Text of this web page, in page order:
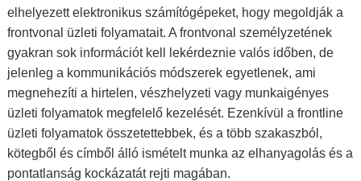
elhelyezett elektronikus számítógépeket, hogy megoldják a
frontvonal üzleti folyamatait. A frontvonal személyzetének
gyakran sok információt kell lekérdeznie valós időben, de
jelenleg a kommunikációs módszerek egyetlenek, ami
megnehezíti a hirtelen, vészhelyzeti vagy munkaigényes
üzleti folyamatok megfelelő kezelését. Ezenkívül a frontline
üzleti folyamatok összetettebbek, és a több szakaszból,
kötegből és címből álló ismételt munka az elhanyagolás és a
pontatlanság kockázatát rejti magában.